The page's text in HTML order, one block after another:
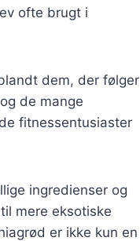
ofte brugt i
dem, der følger
de mange
fitnessentusiaster
ingredienser og
mere eksotiske
er ikke kun en